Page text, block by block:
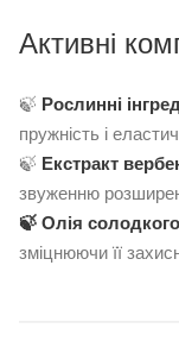
Активні
🍃 Рослинні
пружність і
🍃 Екстракт
звуженню
🍃 Олія
зміцнюючи її